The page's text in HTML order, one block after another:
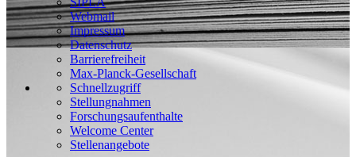
Webmail
Impressum
Datenschutz
Barrierefreiheit
Max-Planck-Gesellschaft
Schnellzugriff
Stellungnahmen
Forschungsaufenthalte
Welcome Center
Stellenangebote